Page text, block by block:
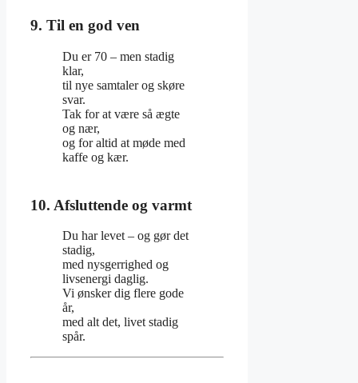
9. Til en god ven
Du er 70 – men stadig
klar,
til nye samtaler og skøre
svar.
Tak for at være så ægte
og nær,
og for altid at møde med
kaffe og kær.
10. Afsluttende og varmt
Du har levet – og gør det
stadig,
med nysgerrighed og
livsenergi daglig.
Vi ønsker dig flere gode
år,
med alt det, livet stadig
spår.